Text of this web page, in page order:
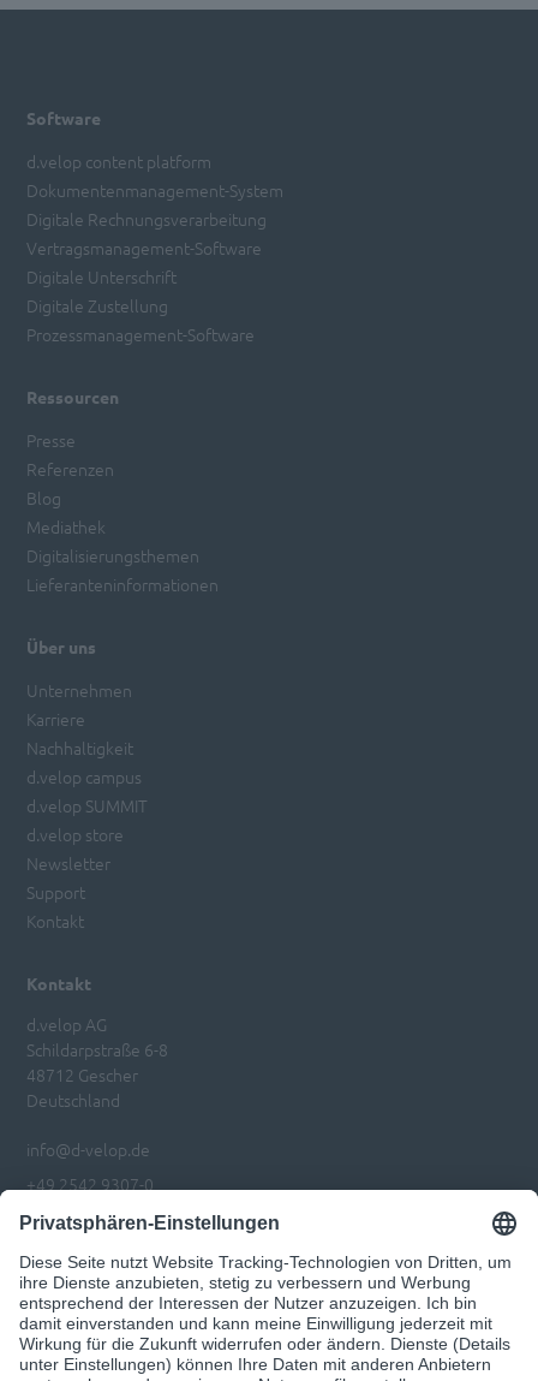
Akzeptieren
Kontakt
d.velop AG
Schildarpstraße 6-8
48712 Gescher
Deutschland
info@d-velop.de
+49 2542 9307-0
Software
d.velop content platform
Dokumentenmanagement-System
Digitale Rechnungsverarbeitung
Vertragsmanagement-Software
Digitale Unterschrift
Digitale Zustellung
Prozessmanagement-Software
Ressourcen
Presse
Referenzen
Blog
Mediathek
Digitalisierungsthemen
Lieferanteninformationen
Über uns
Unternehmen
Karriere
Nachhaltigkeit
d.velop campus
d.velop SUMMIT
d.velop store
Newsletter
Support
Kontakt